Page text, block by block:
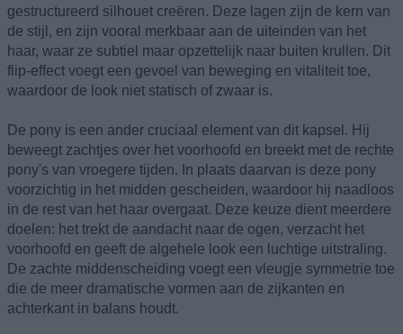
gestructureerd silhouet creëren. Deze lagen zijn de kern van
de stijl, en zijn vooral merkbaar aan de uiteinden van het
haar, waar ze subtiel maar opzettelijk naar buiten krullen. Dit
flip-effect voegt een gevoel van beweging en vitaliteit toe,
waardoor de look niet statisch of zwaar is.
De pony is een ander cruciaal element van dit kapsel. Hij
beweegt zachtjes over het voorhoofd en breekt met de rechte
pony's van vroegere tijden. In plaats daarvan is deze pony
voorzichtig in het midden gescheiden, waardoor hij naadloos
in de rest van het haar overgaat. Deze keuze dient meerdere
doelen: het trekt de aandacht naar de ogen, verzacht het
voorhoofd en geeft de algehele look een luchtige uitstraling.
De zachte middenscheiding voegt een vleugje symmetrie toe
die de meer dramatische vormen aan de zijkanten en
achterkant in balans houdt.